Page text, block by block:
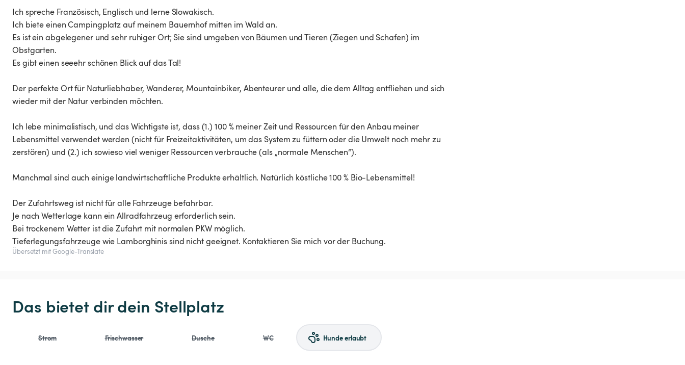
Ich spreche Französisch, Englisch und lerne Slowakisch.
Ich biete einen Campingplatz auf meinem Bauernhof mitten im Wald an.
Es ist ein abgelegener und sehr ruhiger Ort; Sie sind umgeben von Bäumen und Tieren (Ziegen und Schafen) im
Obstgarten.
Es gibt einen seeehr schönen Blick auf das Tal!
Der perfekte Ort für Naturliebhaber, Wanderer, Mountainbiker, Abenteurer und alle, die dem Alltag entfliehen und sich
wieder mit der Natur verbinden möchten.
Ich lebe minimalistisch, und das Wichtigste ist, dass (1.) 100 % meiner Zeit und Ressourcen für den Anbau meiner
Lebensmittel verwendet werden (nicht für Freizeitaktivitäten, um das System zu füttern oder die Umwelt noch mehr zu
zerstören) und (2.) ich sowieso viel weniger Ressourcen verbrauche (als „normale Menschen“).
Manchmal sind auch einige landwirtschaftliche Produkte erhältlich. Natürlich köstliche 100 % Bio-Lebensmittel!
Der Zufahrtsweg ist nicht für alle Fahrzeuge befahrbar.
Je nach Wetterlage kann ein Allradfahrzeug erforderlich sein.
Bei trockenem Wetter ist die Zufahrt mit normalen PKW möglich.
Tieferlegungsfahrzeuge wie Lamborghinis sind nicht geeignet. Kontaktieren Sie mich vor der Buchung.
Übersetzt mit Google-Translate
Das bietet dir dein Stellplatz
Strom Frischwasser Dusche WC Hunde erlaubt